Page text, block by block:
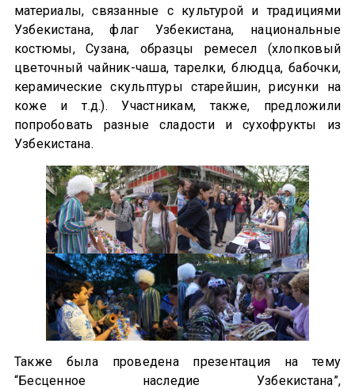
материалы, связанные с культурой и традициями
Узбекистана, флаг Узбекистана, национальные
костюмы, Сузана, образцы ремесел (хлопковый
цветочный чайник-чаша, тарелки, блюдца, бабочки,
керамические скульптуры старейшин, рисунки на
коже и т.д.). Участникам, также, предложили
попробовать разные сладости и сухофрукты из
Узбекистана.
Также была проведена презентация на тему
“Бесценное наследие Узбекистана”,